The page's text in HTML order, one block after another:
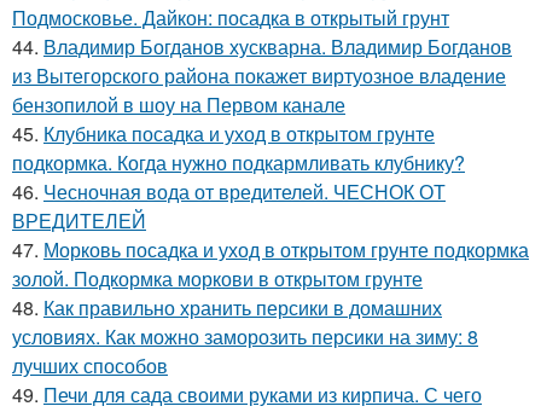
Подмосковье. Дайкон: посадка в открытый грунт
44. Владимир Богданов хускварна. Владимир Богданов
из Вытегорского района покажет виртуозное владение
бензопилой в шоу на Первом канале
45. Клубника посадка и уход в открытом грунте
подкормка. Когда нужно подкармливать клубнику?
46. Чесночная вода от вредителей. ЧЕСНОК ОТ
ВРЕДИТЕЛЕЙ
47. Морковь посадка и уход в открытом грунте подкормка
золой. Подкормка моркови в открытом грунте
48. Как правильно хранить персики в домашних
условиях. Как можно заморозить персики на зиму: 8
лучших способов
49. Печи для сада своими руками из кирпича. С чего